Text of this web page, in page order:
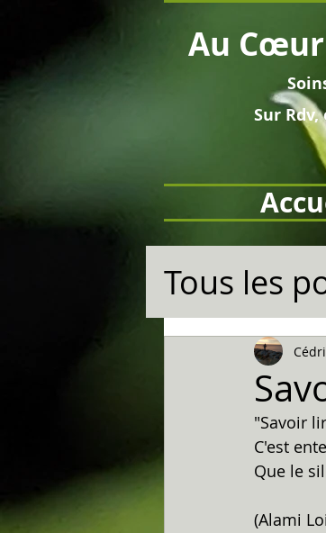
Sur Rdv,
Au Cœur
Tous les
"Savoir
C'est
Que le
(Alami